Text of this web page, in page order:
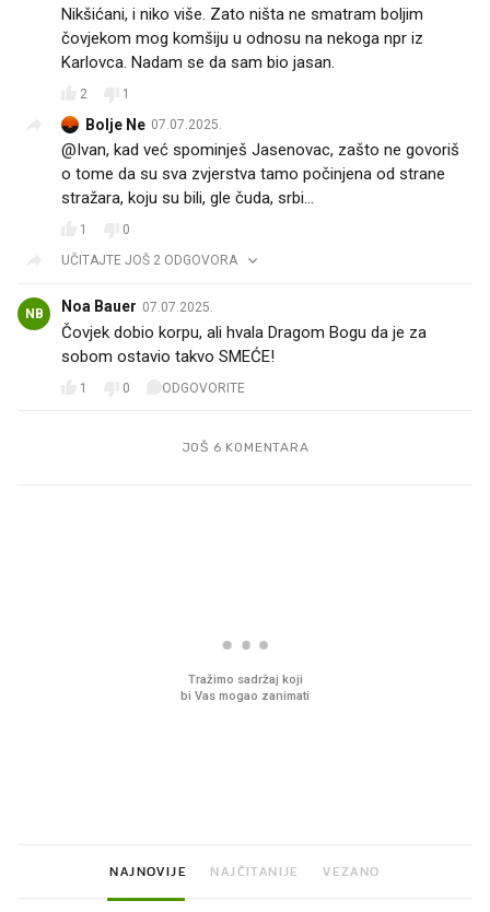
Nikšićani, i niko više. Zato ništa ne smatram boljim
čovjekom mog komšiju u odnosu na nekoga npr iz
Karlovca. Nadam se da sam bio jasan.
2 1
Bolje Ne 07.07.2025.
@Ivan, kad već spominješ Jasenovac, zašto ne govoriš
o tome da su sva zvjerstva tamo počinjena od strane
stražara, koju su bili, gle čuda, srbi…
1
0
UČITAJTE JOŠ 2 ODGOVORA
NB Noa Bauer 07.07.2025.
Čovjek dobio korpu, ali hvala Dragom Bogu da je za
sobom ostavio takvo SMEĆE! 🤔
1 0 ODGOVORITE
JOŠ 6 KOMENTARA
NAJNOVIJE NAJČITANIJE VEZANO